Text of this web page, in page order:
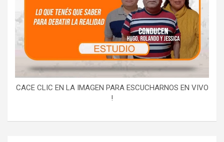
CACE CLIC EN LA IMAGEN PARA ESCUCHARNOS EN VIVO
!